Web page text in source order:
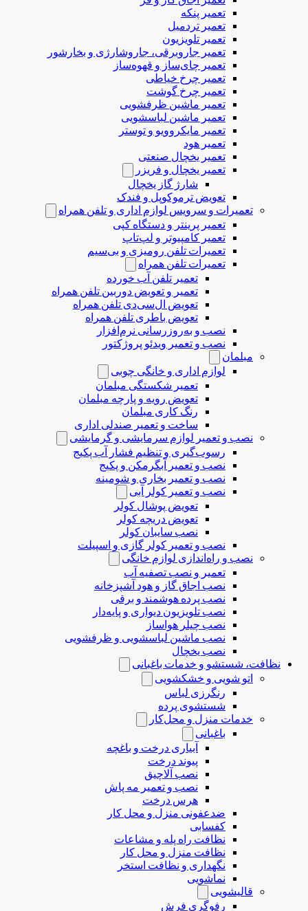
تعمیر پنکه
تعمیر تردمیل
تعمیر تلویزیون
تعمیر جاروبرقی، جاروشارژی و بخارشور
تعمیر چای‌ساز و قهوه‌ساز
تعمیر چرخ خیاطی
تعمیر چرخ گوشت
تعمیر ماشین ظرفشویی
تعمیر ماشین لباسشویی
تعمیر مایکروویو و توستر
تعمیر هود
تعمیر یخچال صنعتی
تعمیر یخچال و فریزر
شارژ گاز یخچال
تعویض ترموکوپل و فندک
تعمیرات و سرویس لوازم اداری و تلفن همراه
تعمیر پرینتر و دستگاه کپی
تعمیر کامپیوتر و لپ‌تاپ
تعمیرات تلفن رومیزی و بی‌سیم
تعمیرات تلفن همراه
تعمیر تلفن آب خورده
تعمیر و تعویض دوربین تلفن همراه
تعویض ال‌سی‌دی تلفن همراه
تعویض باطری تلفن همراه
نصب و به‌روزرسانی نرم‌افزار
نصب و تعمیر ویدئو پروژکتور
مبلمان
لوازم اداری و خانگی چوبی
تعمیر شکستگی مبلمان
تعویض رویه و پارچه مبلمان
رنگ کاری مبلمان
ساخت و تعمیر صندلی اداری
نصب و تعمیر لوازم سرمایشی و گرمایشی
رسوب‌گیری و تنظیم فشار آب پکیج
نصب و تعمیر آبگرمکن و پکیج
نصب و تعمیر بخاری و شومینه
نصب و تعمیر کولر آبی
تعویض پوشال کولر
تعویض دریچه کولر
نصب سایبان کولر
نصب و تعمیر کولر گازی و اسپیلت
نصب و راه‌اندازی لوازم خانگی
تعمیر و نصب تصفیه آب
نصب اجاق گاز و هود آشپزخانه
نصب پرده هوشمند و برقی
نصب تلویزیون دیواری و پایه‌دار
نصب چیلر هواساز
نصب ماشین لباسشویی و ظرفشویی
نصب یخچال
نظافت، شستشو و خدمات باغبانی
اتو شویی و خشکشویی
رنگرزی لباس
شستشوی پرده
خدمات منزل و محل‌کار
باغبانی
آبیاری درخت و باغچه
پیوند درخت
نصب آلاچیق
نصب و تعمیر مه پاش
هرس درخت
ضدعفونی منزل و محل کار
کفسابی
نظافت راه پله و مشاعات
نظافت منزل و محل کار
نگهداری و نظافت استخر
نماشویی
قالیشویی
رفوگری فرش